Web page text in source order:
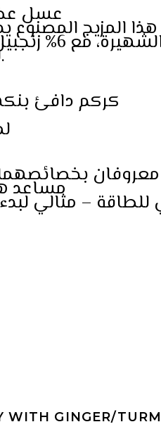
عسل
لتعزيز امتصاص المركبات الفعالة في الكركم.
• كركم دافئ
معروفان
• 💛
للطاقة – مثالي
WITH GINGER/